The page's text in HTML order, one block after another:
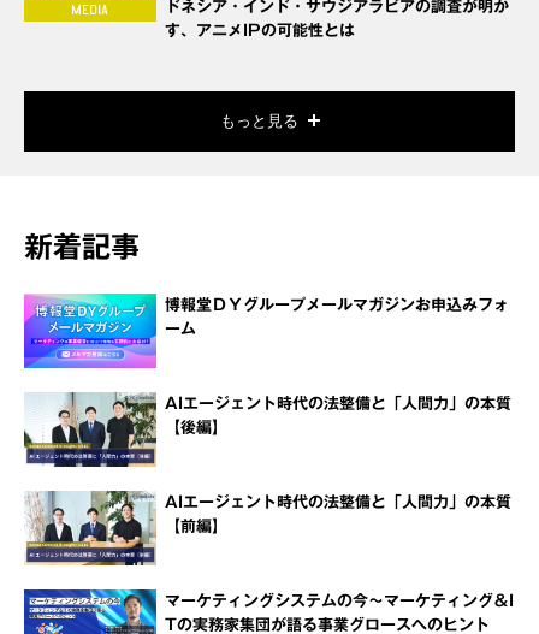
ドネシア・インド・サウジアラビアの調査が明か
す、アニメIPの可能性とは
もっと見る
新着記事
博報堂ＤＹグループメールマガジンお申込みフォ
ーム
AIエージェント時代の法整備と「人間力」の本質
【後編】
AIエージェント時代の法整備と「人間力」の本質
【前編】
マーケティングシステムの今～マーケティング＆I
Tの実務家集団が語る事業グロースへのヒント